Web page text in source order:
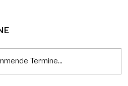
Termine...